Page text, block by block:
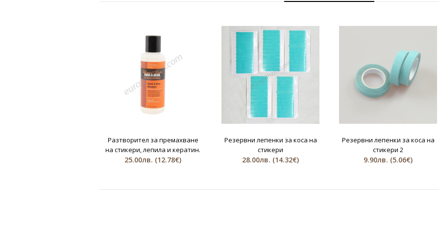
Разтворител за премахване
на стикери, лепила и кератин.
25.00лв. (12.78€)
Резервни лепенки за коса на
стикери
28.00лв. (14.32€)
Резервни лепенки за коса на
стикери 2
9.90лв. (5.06€)